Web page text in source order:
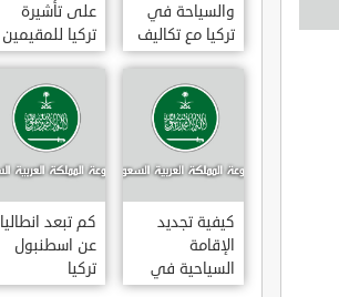
والسياحة في
تركيا مع تكاليف
الاقامة
على تأشيرة
تركيا للمقيمين
بالسعودية
2020
كيفية تجديد
الإقامة
السياحية في
تركيا وما
كم تبعد انطاليا
عن اسطنبول
تركيا